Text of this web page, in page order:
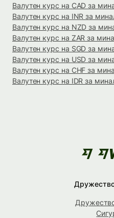
Валутен курс на CAD за
Валутен курс на INR за
Валутен курс на NZD за
Валутен курс на ZAR за
Валутен курс на SGD за
Валутен курс на USD за
Валутен курс на CHF за
Валутен курс на IDR за